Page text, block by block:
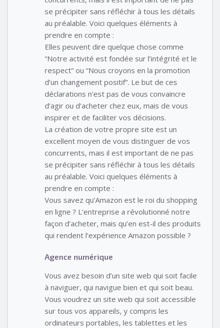
se précipiter sans réfléchir à tous les détails
au préalable. Voici quelques éléments à
prendre en compte :
Elles peuvent dire quelque chose comme
“Notre activité est fondée sur l’intégrité et le
respect” ou “Nous croyons en la promotion
d’un changement positif”. Le but de ces
déclarations n’est pas de vous convaincre
d’agir ou d’acheter chez eux, mais de vous
inspirer et de faciliter vos décisions.
La création de votre propre site est un
excellent moyen de vous distinguer de vos
concurrents, mais il est important de ne pas
se précipiter sans réfléchir à tous les détails
au préalable. Voici quelques éléments à
prendre en compte :
Vous savez qu’Amazon est le roi du shopping
en ligne ? L’entreprise a révolutionné notre
façon d’acheter, mais qu’en est-il des produits
qui rendent l’expérience Amazon possible ?
Agence numérique
Vous avez besoin d’un site web qui soit facile
à naviguer, qui navigue bien et qui soit beau.
Vous voudrez un site web qui soit accessible
sur tous vos appareils, y compris les
ordinateurs portables, les tablettes et les